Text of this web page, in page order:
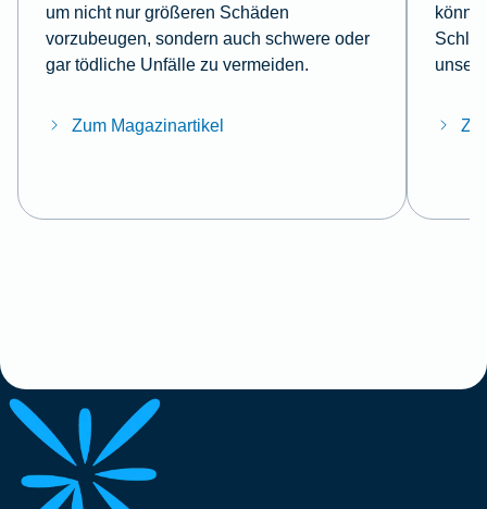
um nicht nur größeren Schäden
vorzubeugen, sondern auch schwere oder
gar tödliche Unfälle zu vermeiden.
Zum Magazinartikel